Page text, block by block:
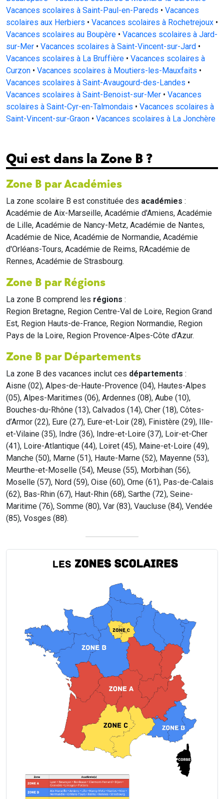
Vacances scolaires à Saint-Paul-en-Pareds • Vacances
scolaires aux Herbiers • Vacances scolaires à Rochetrejoux •
Vacances scolaires au Boupère • Vacances scolaires à Jard-
sur-Mer • Vacances scolaires à Saint-Vincent-sur-Jard •
Vacances scolaires à La Bruffière • Vacances scolaires à
Curzon • Vacances scolaires à Moutiers-les-Mauxfaits •
Vacances scolaires à Saint-Avaugourd-des-Landes •
Vacances scolaires à Saint-Benoist-sur-Mer • Vacances
scolaires à Saint-Cyr-en-Talmondais • Vacances scolaires à
Saint-Vincent-sur-Graon • Vacances scolaires à La Jonchère
Qui est dans la Zone B ?
Zone B par Académies
La zone scolaire B est constituée des académies :
Académie de Aix-Marseille, Académie d'Amiens, Académie
de Lille, Académie de Nancy-Metz, Académie de Nantes,
Académie de Nice, Académie de Normandie, Académie
d'Orléans-Tours, Académie de Reims, RAcadémie de
Rennes, Académie de Strasbourg.
Zone B par Régions
La zone B comprend les régions :
Region Bretagne, Region Centre-Val de Loire, Region Grand
Est, Region Hauts-de-France, Region Normandie, Region
Pays de la Loire, Region Provence-Alpes-Côte d’Azur.
Zone B par Départements
La zone B des vacances inclut ces départements :
Aisne (02), Alpes-de-Haute-Provence (04), Hautes-Alpes
(05), Alpes-Maritimes (06), Ardennes (08), Aube (10),
Bouches-du-Rhône (13), Calvados (14), Cher (18), Côtes-
d’Armor (22), Eure (27), Eure-et-Loir (28), Finistère (29), Ille-
et-Vilaine (35), Indre (36), Indre-et-Loire (37), Loir-et-Cher
(41), Loire-Atlantique (44), Loiret (45), Maine-et-Loire (49),
Manche (50), Marne (51), Haute-Marne (52), Mayenne (53),
Meurthe-et-Moselle (54), Meuse (55), Morbihan (56),
Moselle (57), Nord (59), Oise (60), Orne (61), Pas-de-Calais
(62), Bas-Rhin (67), Haut-Rhin (68), Sarthe (72), Seine-
Maritime (76), Somme (80), Var (83), Vaucluse (84), Vendée
(85), Vosges (88).